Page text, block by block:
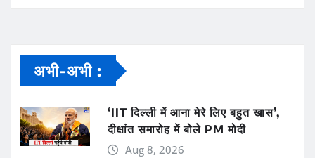
अभी-अभी :
‘IIT दिल्ली में आना मेरे लिए बहुत खास’,
दीक्षांत समारोह में बोले PM मोदी
Aug 8, 2026